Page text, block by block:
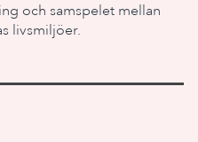
och samspelet mellan
livsmiljöer.